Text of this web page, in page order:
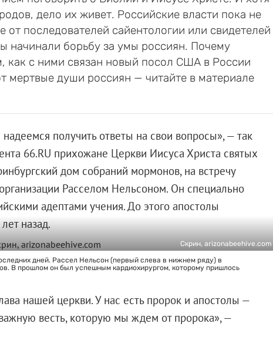
дело их живет. Российские власти пока не
последователей сайентологии или свидетелей
начинали борьбу за умы россиян. Почему
как с ними связан новый посол США в России
мертвые души россиян — читайте в материале
получить ответы на свои вопросы», — так
66.RU прихожане Церкви Иисуса Христа святых
дом собраний мормонов, на встречу
Расселом Нельсоном. Он специально
адептами учения. До этого апостолы
назад.
Скрин, arizonabeehive.com
дней. Рассел Нельсон (первый слева в нижнем ряду) в
В прошлом он был успешным кардиохирургом, которому пришлось
нашей церкви. У нас есть пророк и апостолы —
весть, которую мы ждем от пророка», —